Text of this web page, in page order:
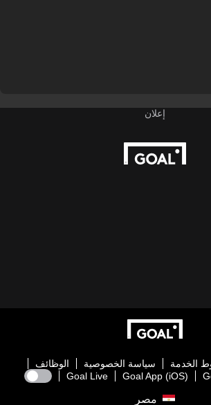
الخدمة سياسة الخصوصية
الوظائف
Goal App (iOS)
Goal Live
مصر